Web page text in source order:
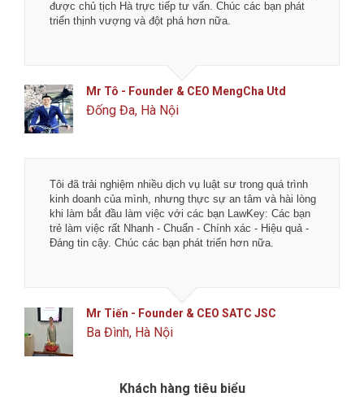
được chủ tịch Hà trực tiếp tư vấn. Chúc các bạn phát
triển thịnh vượng và đột phá hơn nữa.
Mr Tô - Founder & CEO MengCha Utd
Đống Đa, Hà Nội
Tôi đã trải nghiệm nhiều dịch vụ luật sư trong quá trình
kinh doanh của mình, nhưng thực sự an tâm và hài lòng
khi làm bắt đầu làm việc với các bạn LawKey: Các bạn
trẻ làm việc rất Nhanh - Chuẩn - Chính xác - Hiệu quả -
Đáng tin cậy. Chúc các bạn phát triển hơn nữa.
Mr Tiến - Founder & CEO SATC JSC
Ba Đình, Hà Nội
Khách hàng tiêu biểu